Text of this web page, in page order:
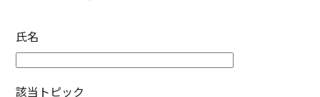
氏名
該当トピック